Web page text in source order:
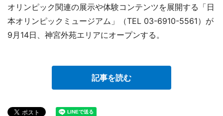
オリンピック関連の展示や体験コンテンツを展開する「日
本オリンピックミュージアム」（TEL 03-6910-5561）が
9月14日、神宮外苑エリアにオープンする。
記事を読む